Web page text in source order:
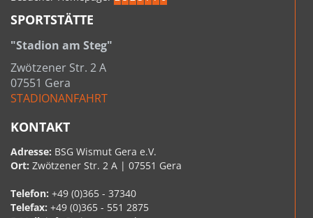
SPORTSTÄTTE
"Stadion am Steg"
Zwötzener Str. 2 A
07551 Gera
STADIONANFAHRT
KONTAKT
Adresse: BSG Wismut Gera e.V.
Ort: Zwötzener Str. 2 A | 07551 Gera
Telefon: +49 (0)365 - 37340
Telefax: +49 (0)365 - 551 2875